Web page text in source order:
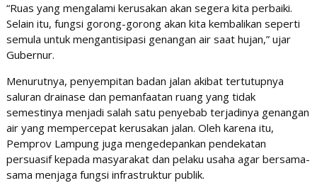
“Ruas yang mengalami kerusakan akan segera kita perbaiki.
Selain itu, fungsi gorong-gorong akan kita kembalikan seperti
semula untuk mengantisipasi genangan air saat hujan,” ujar
Gubernur.
Menurutnya, penyempitan badan jalan akibat tertutupnya
saluran drainase dan pemanfaatan ruang yang tidak
semestinya menjadi salah satu penyebab terjadinya genangan
air yang mempercepat kerusakan jalan. Oleh karena itu,
Pemprov Lampung juga mengedepankan pendekatan
persuasif kepada masyarakat dan pelaku usaha agar bersama-
sama menjaga fungsi infrastruktur publik.